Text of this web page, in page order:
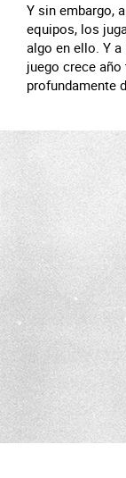
Y sin embargo,
equipos, los
algo en ello. Y
juego crece
profundamente